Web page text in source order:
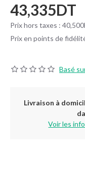
Basé
43,335DT
Prix hors taxes :
Prix en points de
Livraison à
Voir les